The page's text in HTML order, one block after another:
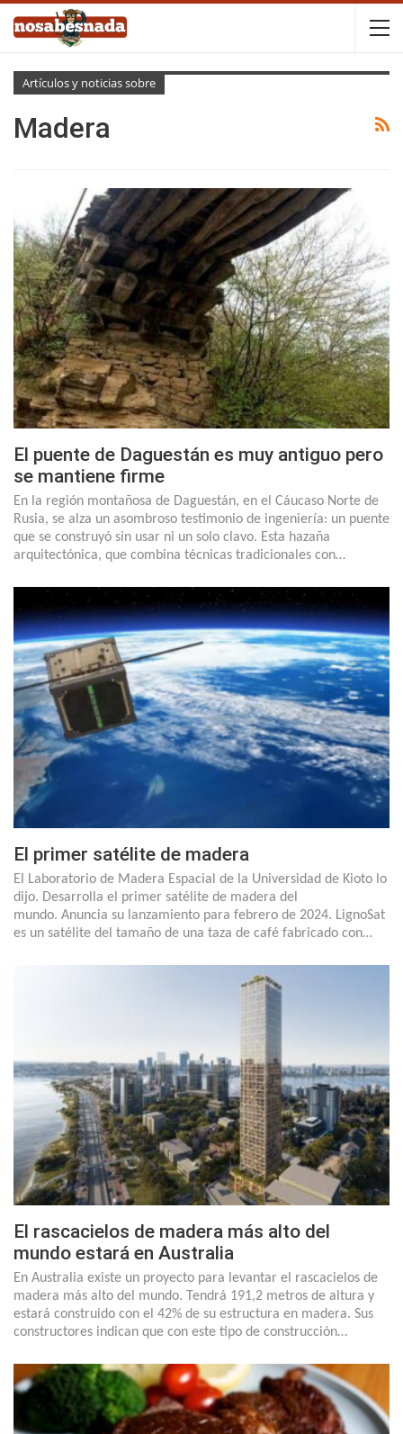
Artículos y noticias sobre
Madera
El puente de Daguestán es muy antiguo pero
se mantiene firme
En la región montañosa de Daguestán, en el Cáucaso Norte de
Rusia, se alza un asombroso testimonio de ingeniería: un puente
que se construyó sin usar ni un solo clavo. Esta hazaña
arquitectónica, que combina técnicas tradicionales con…
El primer satélite de madera
El Laboratorio de Madera Espacial de la Universidad de Kioto lo
dijo. Desarrolla el primer satélite de madera del
mundo. Anuncia su lanzamiento para febrero de 2024. LignoSat
es un satélite del tamaño de una taza de café fabricado con…
El rascacielos de madera más alto del
mundo estará en Australia
En Australia existe un proyecto para levantar el rascacielos de
madera más alto del mundo. Tendrá 191,2 metros de altura y
estará construido con el 42% de su estructura en madera. Sus
constructores indican que con este tipo de construcción…